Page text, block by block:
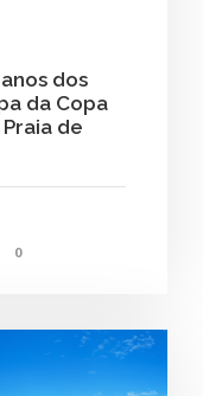
dos
da Copa
de
0